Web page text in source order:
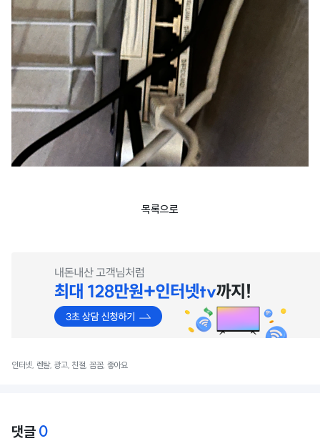
목록으로
인터넷, 렌탈, 광고, 친절, 꼼꼼, 좋아요
댓글 0